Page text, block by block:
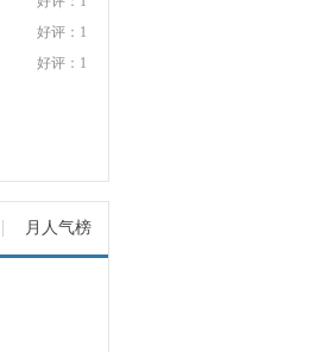
好评：1
好评：1
月人气榜